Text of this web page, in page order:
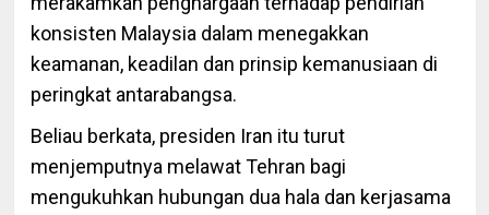
konsisten Malaysia dalam menegakkan
keamanan, keadilan dan prinsip kemanusiaan di
peringkat antarabangsa.
Beliau berkata, presiden Iran itu turut
menjemputnya melawat Tehran bagi
mengukuhkan hubungan dua hala dan kerjasama